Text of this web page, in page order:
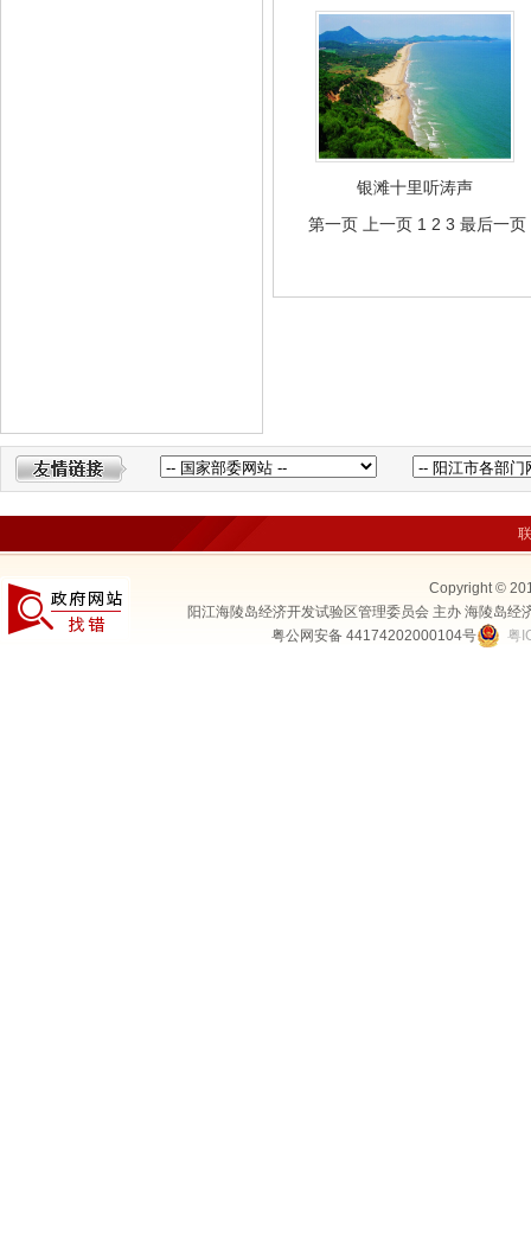
银滩十里听涛声
第一页
上一页 1 2 3 最后一页
Copyright ©
阳江海陵岛经济开发试验区管理委员会 主办 海陵岛
粤公网安备 44174202000104号
粤